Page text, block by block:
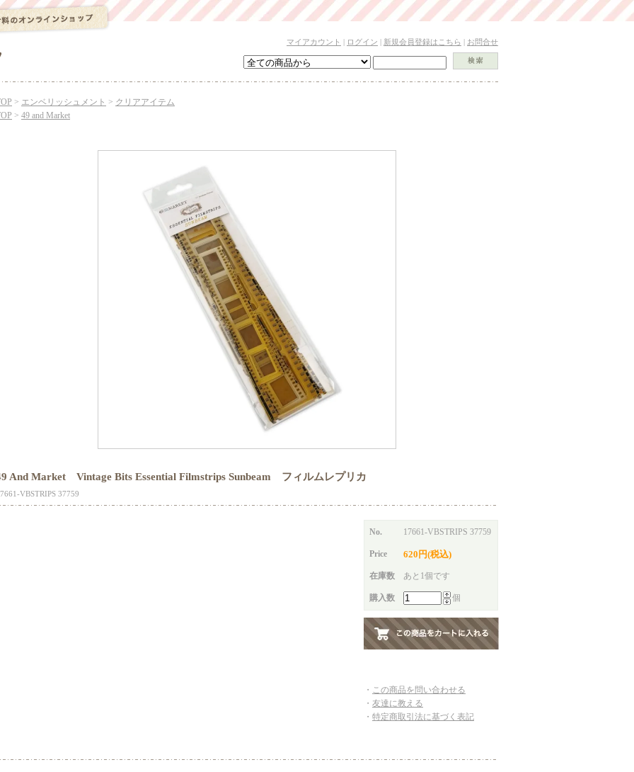
マイアカウント | ログイン | 新規会員登録はこちら | お問合せ
> エンベリッシュメント > クリアアイテム
> 49 and Market
And Market Vintage Bits Essential Filmstrips Sunbeam フィルムレプリカ
VBSTRIPS 37759
No. 17661-VBSTRIPS 37759
Price 620円(税込)
在庫数 あと1個です
購入数 個
・ この商品を問い合わせる
・ 友達に教える
・ 特定商取引法に基づく表記